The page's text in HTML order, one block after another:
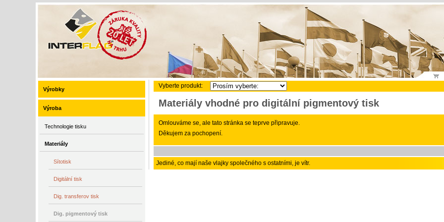
Vyberte produkt:
Materiály vhodné pro digitální pigmentový tisk
Omlouváme se, ale tato stránka se teprve připravuje.
Děkujem za pochopení.
Jediné, co mají naše vlajky společného s ostatními, je vítr.
Výrobky
Výroba
Technologie tisku
Materiály
Sítotisk
Digitální tisk
Dig. transferov tisk
Dig. pigmentový tisk